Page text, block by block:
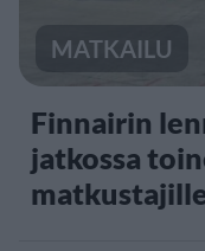
MATKAILU
Finnairin
jatkossa